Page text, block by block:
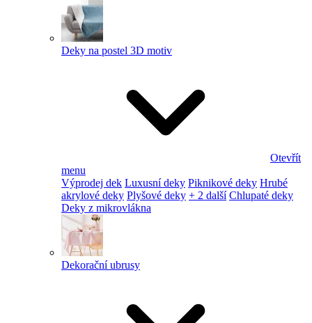
Deky na postel 3D motiv
Otevřít
menu
Výprodej dek Luxusní deky Piknikové deky Hrubé
akrylové deky Plyšové deky + 2 další Chlupaté deky
Deky z mikrovlákna
Dekorační ubrusy